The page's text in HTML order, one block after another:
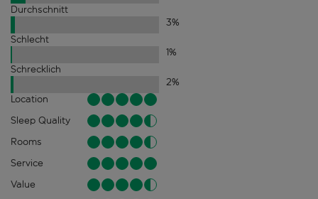
Durchschnitt
3%
Schlecht
1%
Schrecklich
2%
Location
Sleep Quality
Rooms
Service
Value